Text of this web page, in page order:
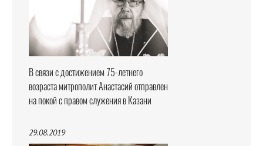
В связи с достижением 75-летнего
возраста митрополит Анастасий отправлен
на покой с правом служения в Казани
29.08.2019